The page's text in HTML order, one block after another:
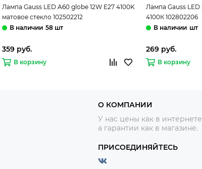
Лампа Gauss LED A60 globe 12W E27 4100K
матовое стекло 102502212
58 шт
359 руб.
В корзину
Лампа Gauss
4100К 102802206
шт
269 руб.
В корзину
О КОМПАНИИ
У нас цены как в
а гарантии как в магазине.
ПРИСОЕДИНЯЙТЕСЬ